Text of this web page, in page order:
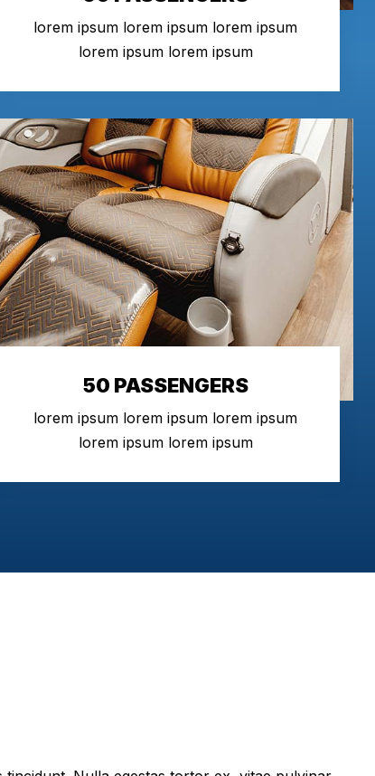
lorem ipsum lorem ipsum lorem ipsum
lorem ipsum lorem ipsum
50 PASSENGERS
lorem ipsum lorem ipsum lorem ipsum
lorem ipsum lorem ipsum